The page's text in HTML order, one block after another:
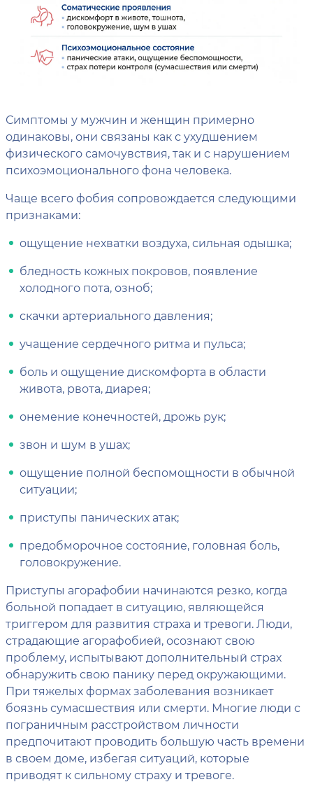
Симптомы у мужчин и женщин примерно
одинаковы, они связаны как с ухудшением
физического самочувствия, так и с нарушением
психоэмоционального фона человека.
Чаще всего фобия сопровождается следующими
признаками:
ощущение нехватки воздуха, сильная одышка;
бледность кожных покровов, появление
холодного пота, озноб;
скачки артериального давления;
учащение сердечного ритма и пульса;
боль и ощущение дискомфорта в области
живота, рвота, диарея;
онемение конечностей, дрожь рук;
звон и шум в ушах;
ощущение полной беспомощности в обычной
ситуации;
приступы панических атак;
предобморочное состояние, головная боль,
головокружение.
Приступы агорафобии начинаются резко, когда
больной попадает в ситуацию, являющейся
триггером для развития страха и тревоги. Люди,
страдающие агорафобией, осознают свою
проблему, испытывают дополнительный страх
обнаружить свою панику перед окружающими.
При тяжелых формах заболевания возникает
боязнь сумасшествия или смерти. Многие люди с
пограничным расстройством личности
предпочитают проводить большую часть времени
в своем доме, избегая ситуаций, которые
приводят к сильному страху и тревоге.